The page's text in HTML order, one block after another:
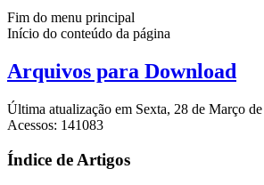
Fim do menu principal
Início do conteúdo da página
Arquivos para Download
Última atualização em Sexta, 28 de Março
Acessos: 141083
Índice de Artigos